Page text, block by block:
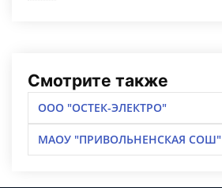
Смотрите также
ООО "ОСТЕК-ЭЛЕКТРО"
МАОУ "ПРИВОЛЬНЕНСКАЯ СОШ"